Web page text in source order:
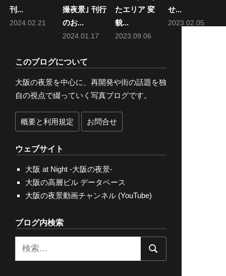
刊...
2024.02.21
撮夜景｣ 刊行
のお...
2024.01.17
たエリア 変
貌...
2023.09.06
せ...
2023.02.05
このブログについて
大阪の夜景を中心に、再開発や街の話題を独
自の視点で綴っていく写真ブログです。
概要と利用規定 お問合せ
ウェブサイト
大阪 at Night -大阪の夜景-
大阪の高層ビル データベース
大阪の夜景動画チャンネル (YouTube)
ブログ内検索
検